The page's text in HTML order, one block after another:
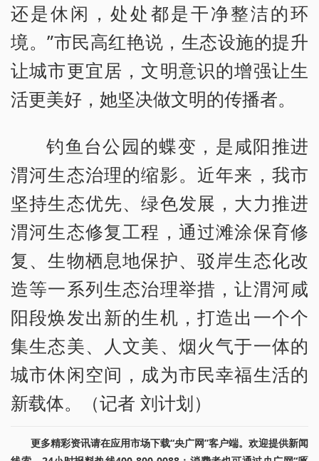
还是休闲，处处都是干净整洁的环
境。”市民高红艳说，生态设施的提升
让城市更宜居，文明意识的增强让生
活更美好，她坚决做文明的传播者。
钓鱼台公园的蝶变，是咸阳推进
渭河生态治理的缩影。近年来，我市
坚持生态优先、绿色发展，大力推进
渭河生态修复工程，通过滩涂保育修
复、生物栖息地保护、驳岸生态化改
造等一系列生态治理举措，让渭河咸
阳段焕发出新的生机，打造出一个个
集生态美、人文美、烟火气于一体的
城市休闲空间，成为市民幸福生活的
新载体。（记者 刘计划）
更多精彩资讯请在应用市场下载“央广网”客户端。欢迎提供新闻